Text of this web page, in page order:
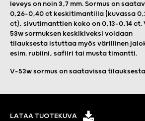
leveys on noin 3,7 mm. Sormus on
0,26–0,40 ct keskitimantilla (kuvassa
ct), sivutimanttien koko on 0,13–0,14 ct.
53w sormuksen keskikiveksi voidaan
tilauksesta istuttaa myös värillinen
esim. rubiini, safiiri tai musta timantti.
V-53w sormus on saatavissa
LATAA TUOTEKUVA